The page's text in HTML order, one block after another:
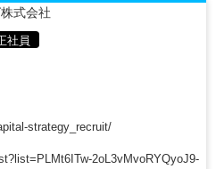
式会社
社員
strategy_recruit/
2oL3vMvoRYQyoJ9-